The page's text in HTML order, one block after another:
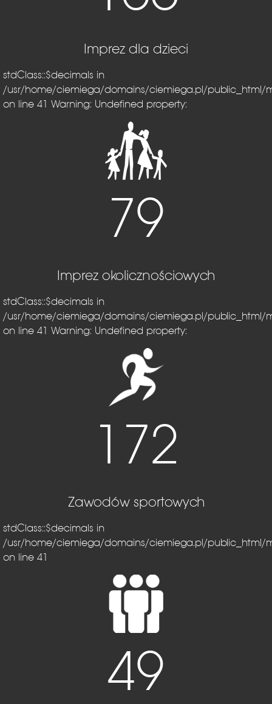
Imprez dla dzieci
stdClass::$decimals in
/usr/home/ciemiega/domains/ciemiega.pl/public_html/
on line 41
79
Imprez okolicznościowych
Warning: Undefined property:
stdClass::$decimals in
/usr/home/ciemiega/domains/ciemiega.pl/public_html/
on line 41
172
Zawodów sportowych
Warning: Undefined property:
stdClass::$decimals in
/usr/home/ciemiega/domains/ciemiega.pl/public_html/
on line 41
49